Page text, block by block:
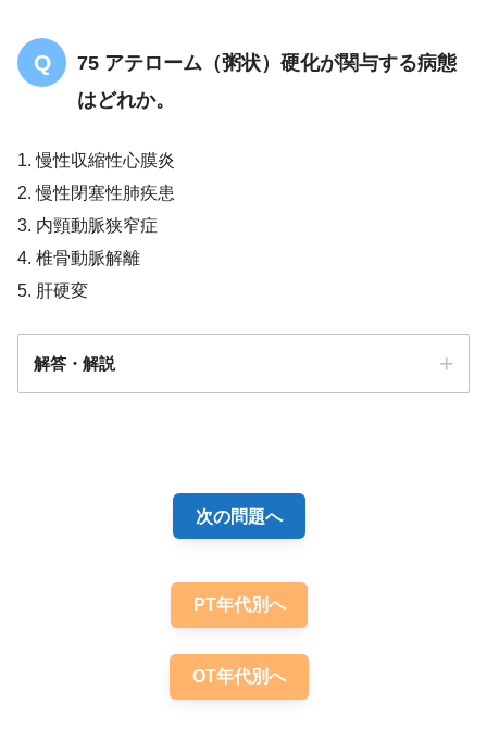
【PT/OT/共通】運動学習ついての問題
「まとめ・解説」
75 アテローム（粥状）硬化が関与する病態
はどれか。
1. 慢性収縮性心膜炎
2. 慢性閉塞性肺疾患
3. 内頸動脈狭窄症
4. 椎骨動脈解離
5. 肝硬変
解答・解説
次の問題へ
PT年代別へ
OT年代別へ